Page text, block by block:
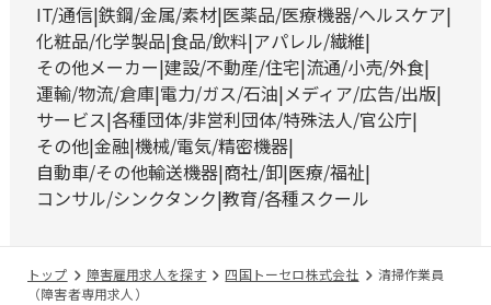
IT/通信 鉄鋼/金属/素材 医薬品/医療機器/ヘルスケア
化粧品/化学製品 食品/飲料 アパレル/繊維
その他メーカー 建設/不動産/住宅 流通/小売/外食
運輸/物流/倉庫 電力/ガス/石油 メディア/広告/出版
サービス 各種団体/非営利団体/特殊法人/官公庁
その他 金融 機械/電気/精密機器
自動車/その他輸送機器 商社/卸 医療/福祉
コンサル/シンクタンク 教育/各種スクール
トップ 障害雇用求人を探す 四国トーセロ株式会社
清掃作業員
（障害者専用求人）